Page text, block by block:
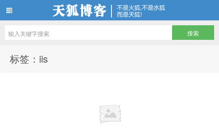
标签：iis